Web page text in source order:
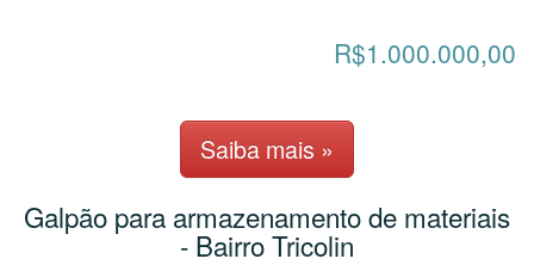
R$1.000.000,00
Saiba mais »
Galpão para armazenamento de materiais
- Bairro Tricolin